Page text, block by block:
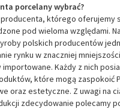
porcelany wybrać?
którego oferujemy
pod wieloma względami.
polskich producentów
rynku w znaczniej
Każdy z nich
które mogą zaspokoić
oraz estetyczne. Z uwagi na
zdecydowanie polecamy